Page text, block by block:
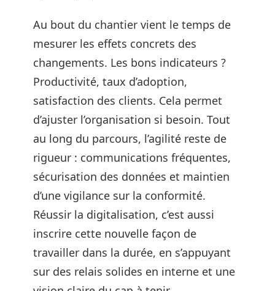
Au bout du chantier vient le temps de
mesurer les effets concrets des
changements. Les bons indicateurs ?
Productivité, taux d’adoption,
satisfaction des clients. Cela permet
d’ajuster l’organisation si besoin. Tout
au long du parcours, l’agilité reste de
rigueur : communications fréquentes,
sécurisation des données et maintien
d’une vigilance sur la conformité.
Réussir la digitalisation, c’est aussi
inscrire cette nouvelle façon de
travailler dans la durée, en s’appuyant
sur des relais solides en interne et une